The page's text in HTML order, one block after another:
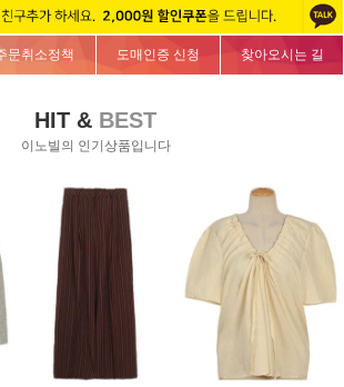
문취소정책 도매인증 신청 찾아오시는 길
HIT & BEST
이노빌의 인기상품입니다